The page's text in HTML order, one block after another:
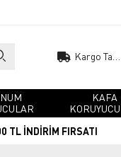
KAFA
TL İNDİRİM FIRSATI